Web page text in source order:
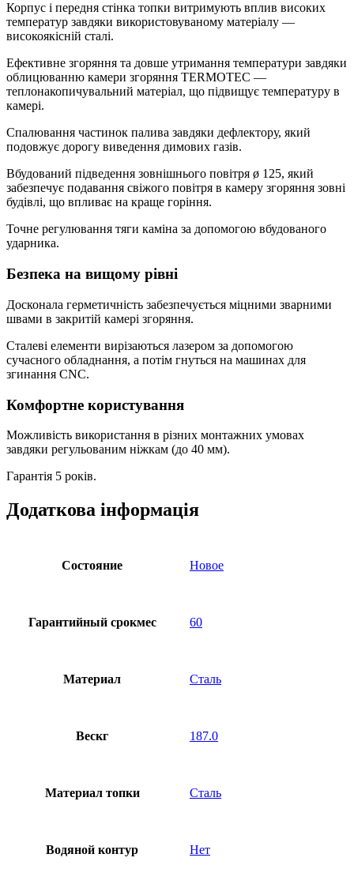
Корпус і передня стінка топки витримують вплив високих
температур завдяки використовуваному матеріалу —
високоякісній сталі.
Ефективне згоряння та довше утримання температури завдяки
облицюванню камери згоряння TERMOTEC —
теплонакопичувальний матеріал, що підвищує температуру в
камері.
Спалювання частинок палива завдяки дефлектору, який
подовжує дорогу виведення димових газів.
Вбудований підведення зовнішнього повітря ø 125, який
забезпечує подавання свіжого повітря в камеру згоряння зовні
будівлі, що впливає на краще горіння.
Точне регулювання тяги каміна за допомогою вбудованого
ударника.
Безпека на вищому рівні
Досконала герметичність забезпечується міцними зварними
швами в закритій камері згоряння.
Сталеві елементи вирізаються лазером за допомогою
сучасного обладнання, а потім гнуться на машинах для
згинання CNC.
Комфортне користування
Можливість використання в різних монтажних умовах
завдяки регульованим ніжкам (до 40 мм).
Гарантія 5 років.
Додаткова інформація
Состояние Новое
Гарантийный срокмес 60
Материал Сталь
Вескг 187.0
Материал топки Сталь
Водяной контур Нет